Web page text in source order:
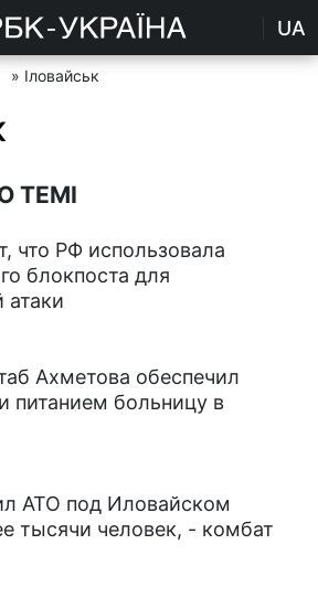
UA
» Іловайськ
ТЕМІ
что РФ использовала
блокпоста для
Ахметова обеспечил
питанием больницу в
АТО под Иловайском
тысячи человек, - комбат